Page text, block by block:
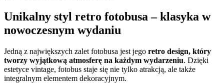
Unikalny styl retro fotobusa – klasyka w
nowoczesnym wydaniu
Jedną z największych zalet fotobusa jest jego retro design, który
tworzy wyjątkową atmosferę na każdym wydarzeniu. Dzięki
estetyce vintage, fotobus staje się nie tylko atrakcją, ale także
integralnym elementem dekoracyjnym.